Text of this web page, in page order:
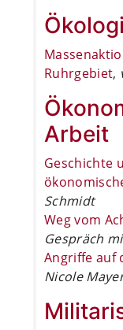
Ruhrgebiet,
Arbeit
Geschichte
Schmidt
Weg vom
Gespräch
Angriffe auf
Nicole